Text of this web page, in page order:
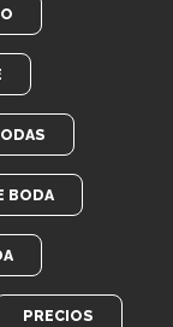
BODA
PRECIOS